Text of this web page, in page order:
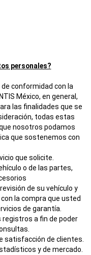
personales?
conformidad con la
México, en general,
las finalidades que se
todas estas
nosotros podamos
que sostenemos con
que solicite.
o de las partes,
de su vehículo y
la compra que usted
de garantía.
a fin de poder
satisfacción de clientes.
y de mercado.